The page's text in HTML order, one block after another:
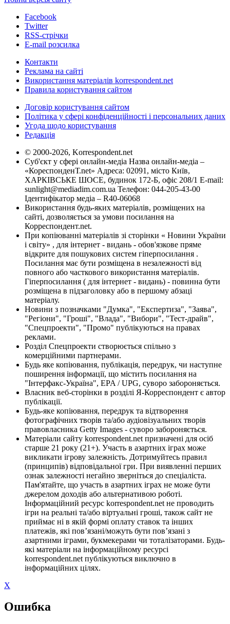
Facebook
Twitter
RSS-стрічки
E-mail розсилка
Контакти
Реклама на сайті
Використання матеріалів korrespondent.net
Правила користування сайтом
Договір користування сайтом
Політика у сфері конфіденційності і персональних даних
Угода щодо користування
Редакція
© 2000-2026, Korrespondent.net
Суб'єкт у сфері онлайн-медіа Назва онлайн-медіа –
«КореспонденТ.net» Адреса: 02091, місто Київ,
ХАРКІВСЬКЕ ШОСЕ, будинок 172-Б, офіс 208/1 E-mail:
sunlight@mediadim.com.ua Телефон: 044-205-43-00
Ідентифікатор медіа – R40-06068
Використання будь-яких матеріалів, розміщених на
сайті, дозволяється за умови посилання на
Корреспондент.net.
При копіюванні матеріалів зі сторінки « Новини України
і світу» , для інтернет - видань - обов'язкове пряме
відкрите для пошукових систем гіперпосилання .
Посилання має бути розміщена в незалежності від
повного або часткового використання матеріалів.
Гіперпосилання ( для інтернет - видань) - повинна бути
розміщена в підзаголовку або в першому абзаці
матеріалу.
Новини з позначками "Думка", "Експертиза", "Заява",
"Регіони", "Гроші", "Влада", "Вибори", "Тест-драйв",
"Спецпроекти", "Промо" публікуються на правах
реклами.
Розділ Спецпроекти створюється спільно з
комерційними партнерами.
Будь яке копіювання, публікація, передрук, чи наступне
поширення інформації, що містить посилання на
"Інтерфакс-Україна", EPA / UPG, суворо забороняється.
Власник веб-сторінки в розділі Я-Корреспондент є автор
публікації.
Будь-яке копіювання, передрук та відтворення
фотографічних творів та/або аудіовізуальних творів
правовласника Getty Images - суворо забороняється.
Матеріали сайту korrespondent.net призначені для осіб
старше 21 року (21+). Участь в азартних іграх може
викликати ігрову залежність. Дотримуйтесь правил
(принципів) відповідальної гри. При виявленні перших
ознак залежності негайно зверніться до спеціаліста.
Пам'ятайте, що участь в азартних іграх не може бути
джерелом доходів або альтернативою роботі.
Інформаційний ресурс korrespondent.net не проводить
ігри на реальні та/або віртуальні гроші, також сайт не
приймає ні в якій формі оплату ставок та інших
платежів, які пов’язані/можуть бути пов’язані з
азартними іграми, букмекерами чи тоталізаторами. Будь-
які матеріали на інформаційному ресурсі
korrespondent.net публікуються виключно в
інформаційних цілях.
X
Ошибка